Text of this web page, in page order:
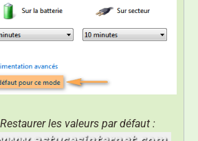
les valeurs par défaut :